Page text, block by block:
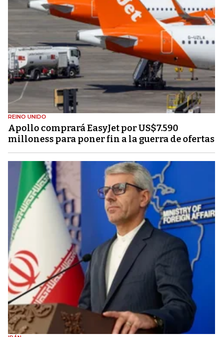
REINO UNIDO
Apollo comprará EasyJet por US$7.590
milloness para poner fin a la guerra de ofertas